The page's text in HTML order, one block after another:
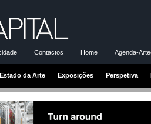
Contactos Home Agenda-
Estado da Arte Exposições Perspetiva